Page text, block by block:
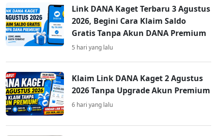
Link DANA Kaget Terbaru 3 Agustus
2026, Begini Cara Klaim Saldo
Gratis Tanpa Akun DANA Premium
5 hari yang lalu
Klaim Link DANA Kaget 2 Agustus
2026 Tanpa Upgrade Akun Premium
6 hari yang lalu